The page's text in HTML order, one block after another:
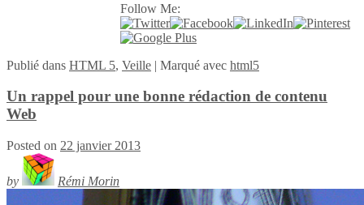
Follow Me:
Publié dans HTML 5, Veille | Marqué avec html5
Un rappel pour une bonne rédaction de contenu
Web
Posted on 22 janvier 2013
by Rémi Morin